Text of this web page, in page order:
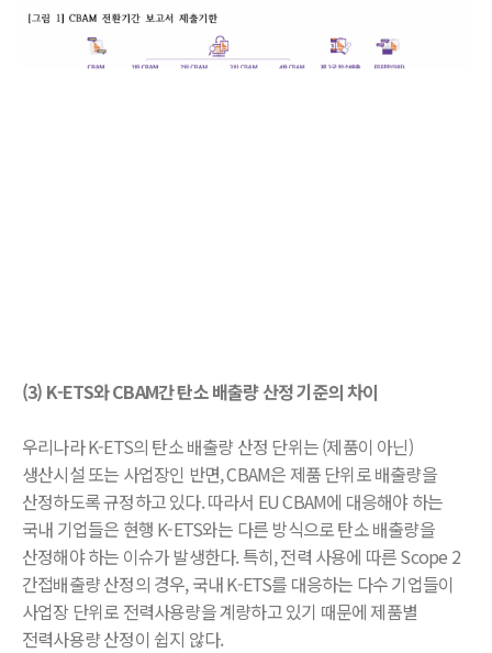
(3) K-ETS와 CBAM간 탄소 배출량 산정 기준의 차이
우리나라 K-ETS의 탄소 배출량 산정 단위는 (제품이 아닌)
생산시설 또는 사업장인 반면, CBAM은 제품 단위로 배출량을
산정하도록 규정하고 있다. 따라서 EU CBAM에 대응해야 하는
국내 기업들은 현행 K-ETS와는 다른 방식으로 탄소 배출량을
산정해야 하는 이슈가 발생한다. 특히, 전력 사용에 따른 Scope 2
간접배출량 산정의 경우, 국내 K-ETS를 대응하는 다수 기업들이
사업장 단위로 전력사용량을 계량하고 있기 때문에 제품별
전력사용량 산정이 쉽지 않다.